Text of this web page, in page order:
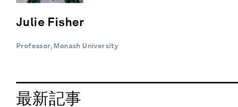
Julie Fisher
Professor, Monash University
最新記事